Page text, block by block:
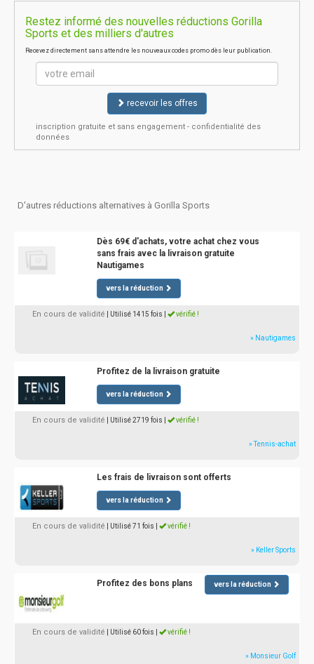
Restez informé des nouvelles réductions Gorilla
Sports et des milliers d'autres
Recevez directement sans attendre les nouveaux codes promo dès leur publication.
recevoir les offres
inscription gratuite et sans engagement - confidentialité des
données
D'autres réductions alternatives à Gorilla Sports
Dès 69€ d'achats, votre achat chez vous
sans frais avec la livraison gratuite
Nautigames
vers la réduction
En cours de validité | Utilisé 1415 fois vérifié !
» Nautigames
Profitez de la livraison gratuite
vers la réduction
En cours de validité | Utilisé 2719 fois vérifié !
» Tennis-achat
Les frais de livraison sont offerts
vers la réduction
En cours de validité | Utilisé 71 fois vérifié !
» Keller Sports
Profitez des bons plans vers la réduction
En cours de validité | Utilisé 60 fois vérifié !
» Monsieur Golf